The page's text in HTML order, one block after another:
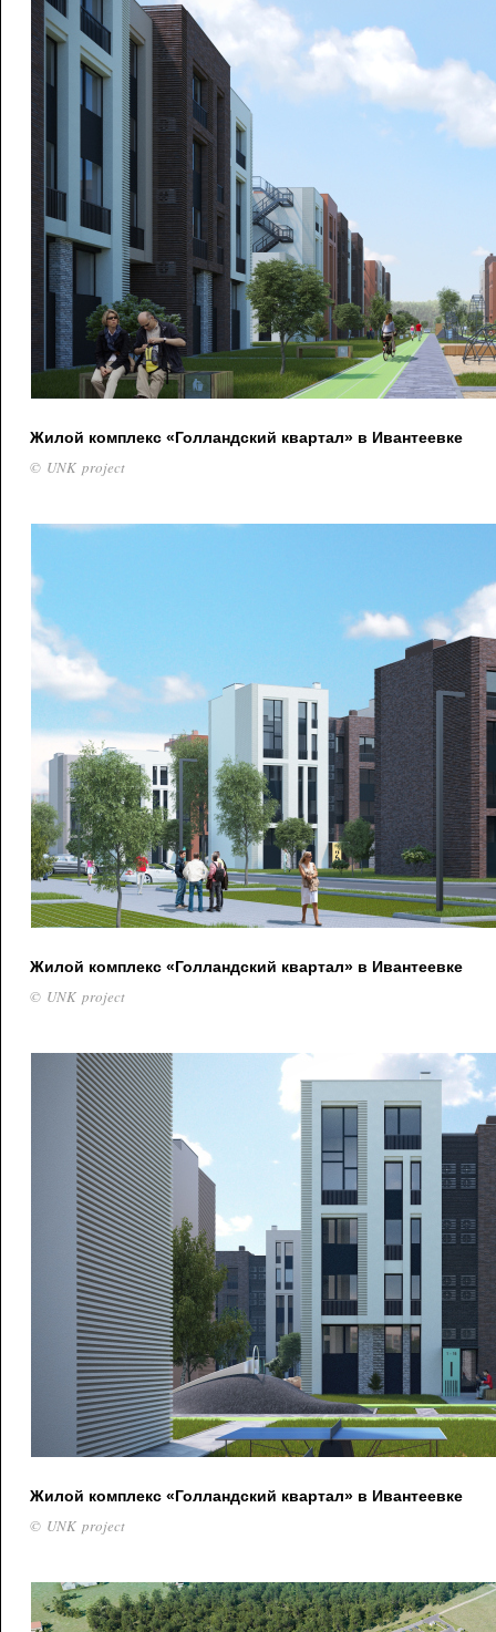
Жилой комплекс «Голландский квартал» в Ивантеевке
© UNK project
Жилой комплекс «Голландский квартал» в Ивантеевке
© UNK project
Жилой комплекс «Голландский квартал» в Ивантеевке
© UNK project